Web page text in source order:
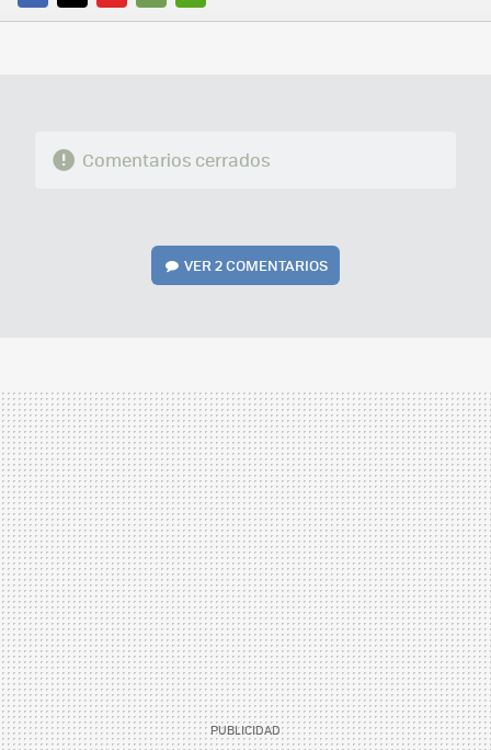
FACEBOOK
TWITTERFLIPBOARD
E-
WHATSAPP
Comentarios cerrados
VER2 COMENTARIOS